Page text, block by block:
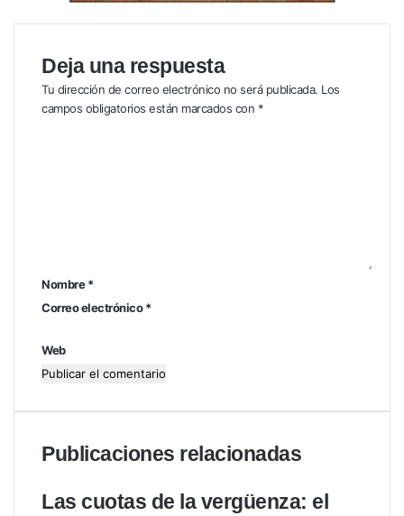
Deja una respuesta
Tu dirección de correo electrónico no será publicada. Los
campos obligatorios están marcados con *
i
*
Nombre*
Correo electrónico*
Web
Publicaciones relacionadas
Las cuotas de la vergüenza: el